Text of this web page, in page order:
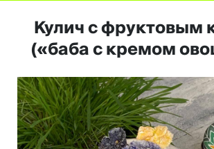
Кулич с фруктовым
(«баба с кремом